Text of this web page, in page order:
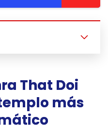
That Doi
más